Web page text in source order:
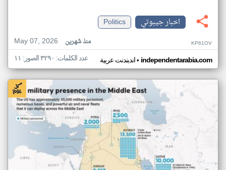
اخبار جيبوتي
Politics
May 07, 2026
منذ شهرين KP61OV
اندبندنت عربية• independentarabia.com عدد الكلمات: ٣٢٩٠ الصور: ١١